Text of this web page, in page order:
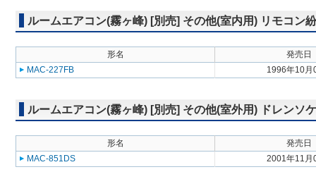
ルームエアコン(霧ヶ峰) [別売] その他(室内用) リモコン
形名
発売日
MAC-227FB
1996年10月
ルームエアコン(霧ヶ峰) [別売] その他(室外用) ドレンソ
形名
発売日
MAC-851DS
2001年11月